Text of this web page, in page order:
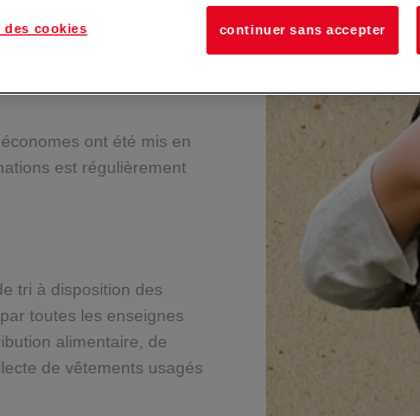
en favorisant
en place d’une Gestion
des équipements
ont été mis en
est régulièrement
tri à disposition des
toutes les enseignes
alimentaire, de
de vêtements usagés
des cookies continuer sans accepter